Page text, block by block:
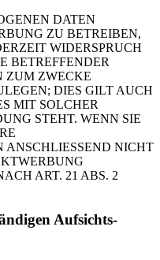
DATEN
ZU BETREIBEN,
WIDERSPRUCH
BETREFFENDER
ZUM ZWECKE
DIES GILT AUCH
MIT SOLCHER
STEHT. WENN SIE
ANSCHLIESSEND NICHT
ART. 21 ABS. 2
Aufsichts­